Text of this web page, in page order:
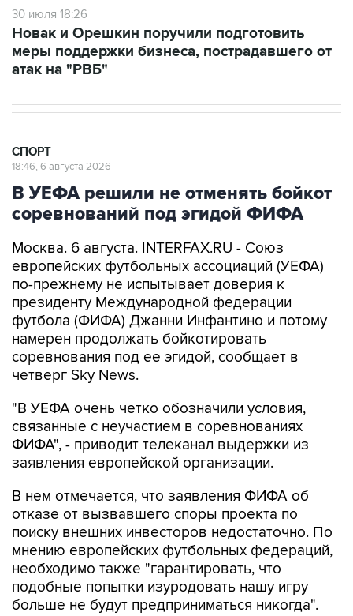
30 июля 18:26
Новак и Орешкин поручили подготовить
меры поддержки бизнеса, пострадавшего от
атак на "РВБ"
СПОРТ
18:46, 6 августа 2026
В УЕФА решили не отменять бойкот
соревнований под эгидой ФИФА
Москва. 6 августа. INTERFAX.RU - Союз
европейских футбольных ассоциаций (УЕФА)
по-прежнему не испытывает доверия к
президенту Международной федерации
футбола (ФИФА) Джанни Инфантино и потому
намерен продолжать бойкотировать
соревнования под ее эгидой, сообщает в
четверг Sky News.
"В УЕФА очень четко обозначили условия,
связанные с неучастием в соревнованиях
ФИФА", - приводит телеканал выдержки из
заявления европейской организации.
В нем отмечается, что заявления ФИФА об
отказе от вызвавшего споры проекта по
поиску внешних инвесторов недостаточно. По
мнению европейских футбольных федераций,
необходимо также "гарантировать, что
подобные попытки изуродовать нашу игру
больше не будут предприниматься никогда".